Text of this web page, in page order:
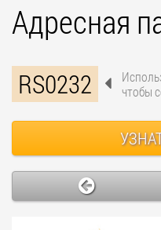
Адресная
RS0232
чтобы